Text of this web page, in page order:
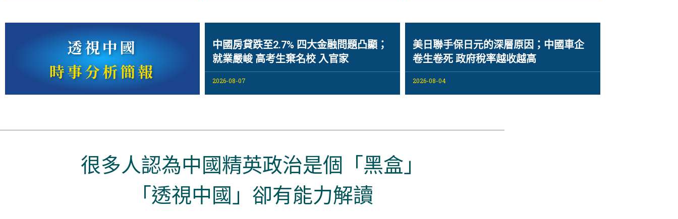
透視中國
時事分析簡報
中國房貸跌至2.7% 四大金融問題凸顯；
就業嚴峻 高考生棄名校 入官家
2026-08-07
美日聯手保日元的深層原因；中國車企
卷生卷死 政府稅率越收越高
2026-08-04
很多人認為中國精英政治是個「黑盒」
「透視中國」卻有能力解讀